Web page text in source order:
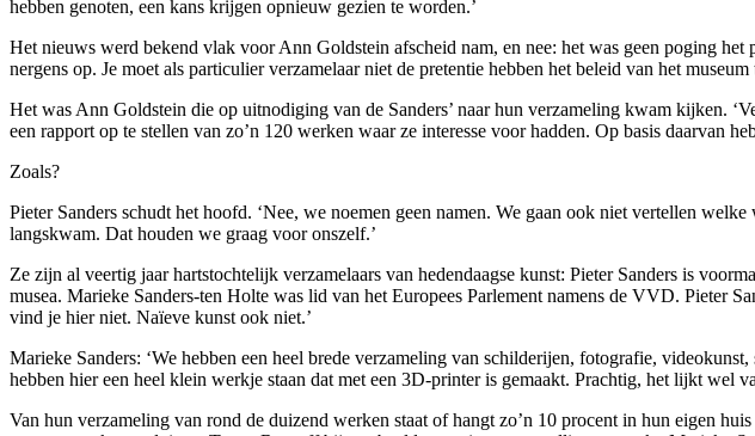
hebben genoten, een kans krijgen opnieuw gezien te worden.’
Het nieuws werd bekend vlak voor Ann Goldstein afscheid nam, en nee: het was geen poging het
nergens op. Je moet als particulier verzamelaar niet de pretentie hebben het beleid van het
Het was Ann Goldstein die op uitnodiging van de Sanders’ naar hun verzameling kwam kijken.
een rapport op te stellen van zo’n 120 werken waar ze interesse voor hadden. Op basis daarvan
Zoals?
Pieter Sanders schudt het hoofd. ‘Nee, we noemen geen namen. We gaan ook niet vertellen
langskwam. Dat houden we graag voor onszelf.’
Ze zijn al veertig jaar hartstochtelijk verzamelaars van hedendaagse kunst: Pieter Sanders is
musea. Marieke Sanders-ten Holte was lid van het Europees Parlement namens de VVD. Pieter
vind je hier niet. Naïeve kunst ook niet.’
Marieke Sanders: ‘We hebben een heel brede verzameling van schilderijen, fotografie,
hebben hier een heel klein werkje staan dat met een 3D-printer is gemaakt. Prachtig, het lijkt wel
Van hun verzameling van rond de duizend werken staat of hangt zo’n 10 procent in hun eigen